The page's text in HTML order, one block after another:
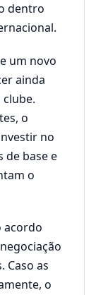
dentro
um novo
ainda
o
no
de base e
o
acordo
Caso as
o